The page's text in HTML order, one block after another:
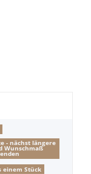
- nächst längere
Wunschmaß
einem Stück